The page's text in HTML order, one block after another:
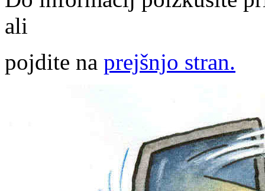
ali
pojdite na prejšnjo stran.